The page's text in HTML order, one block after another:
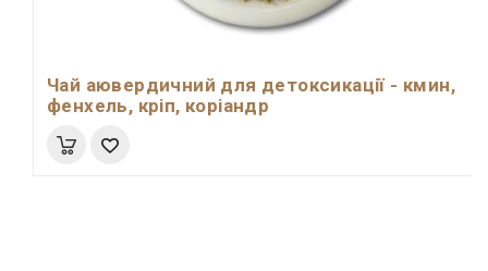
Чай аювердичний для детоксикації - кмин,
фенхель, кріп, коріандр